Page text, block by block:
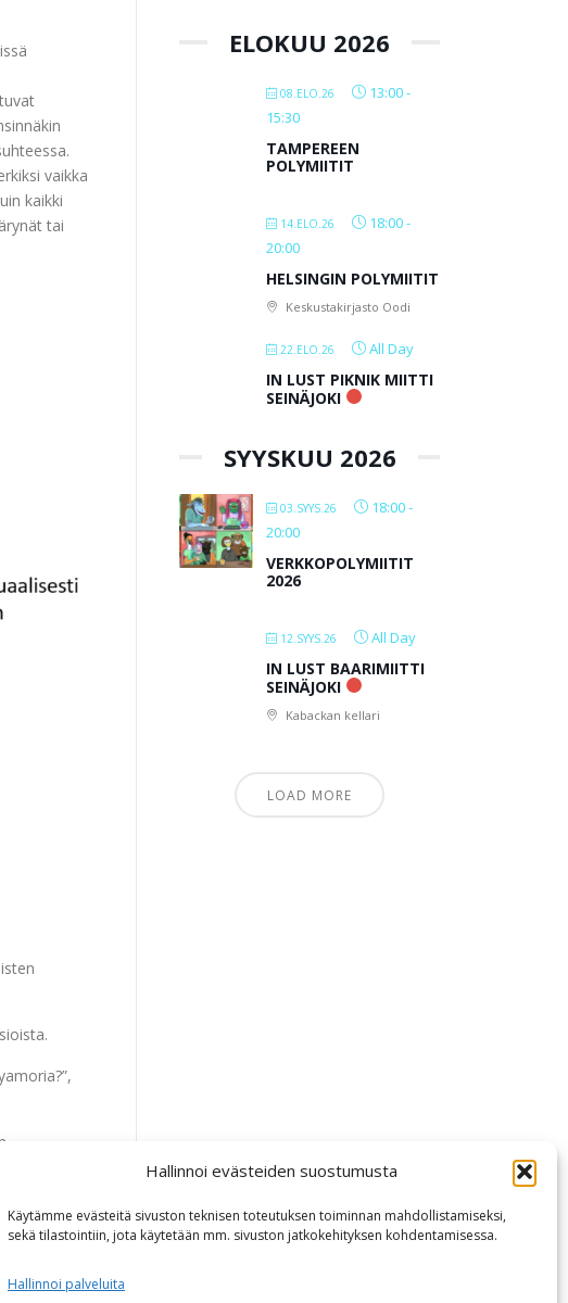
Hallinnoi evästeiden suostumusta
Käytämme evästeitä sivuston teknisen toteutuksen toiminnan mahdollistamiseksi,
sekä tilastointiin, jota käytetään mm. sivuston jatkokehityksen kohdentamisessa.
Hallinnoi palveluita
vaikka
kaikki
tai
ELOKUU 2026
08.ELO.26 13:00-
15:30
TAMPEREEN
POLYMIITIT
14.ELO.26 18:00-
20:00
HELSINGIN POLYMIITIT
Keskustakirjasto Oodi
22.ELO.26 All Day
IN LUST PIKNIK MIITTI
SEINÄJOKI
SYYSKUU 2026
03.SYYS.26 18:00-
20:00
VERKKOPOLYMIITIT
2026
12.SYYS.26 All Day
IN LUST BAARIMIITTI
SEINÄJOKI
Kabackan kellari
LOAD MORE